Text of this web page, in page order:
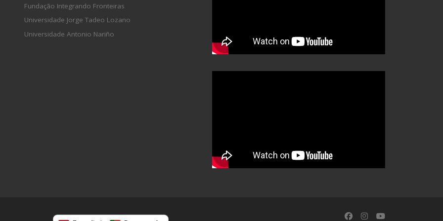
Fundação Integrando Fronteiras
Universidade Jorge Tadeo Lozano
Universidade Antonio Nariño